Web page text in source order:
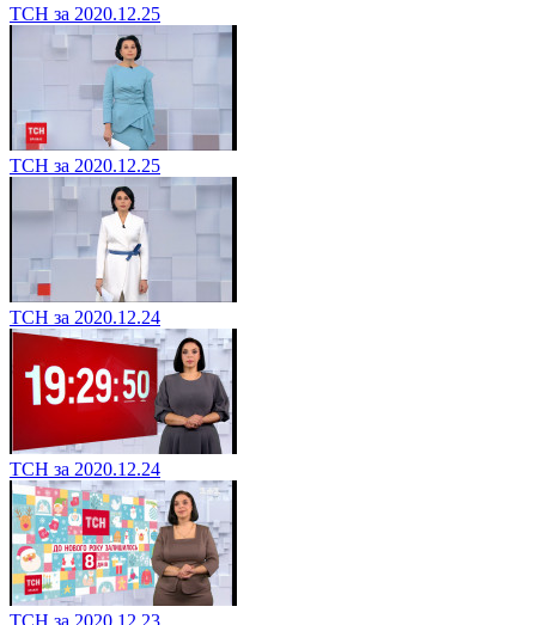
ТСН за 2020.12.25
ТСН за 2020.12.25
ТСН за 2020.12.24
ТСН за 2020.12.24
ТСН за 2020.12.23